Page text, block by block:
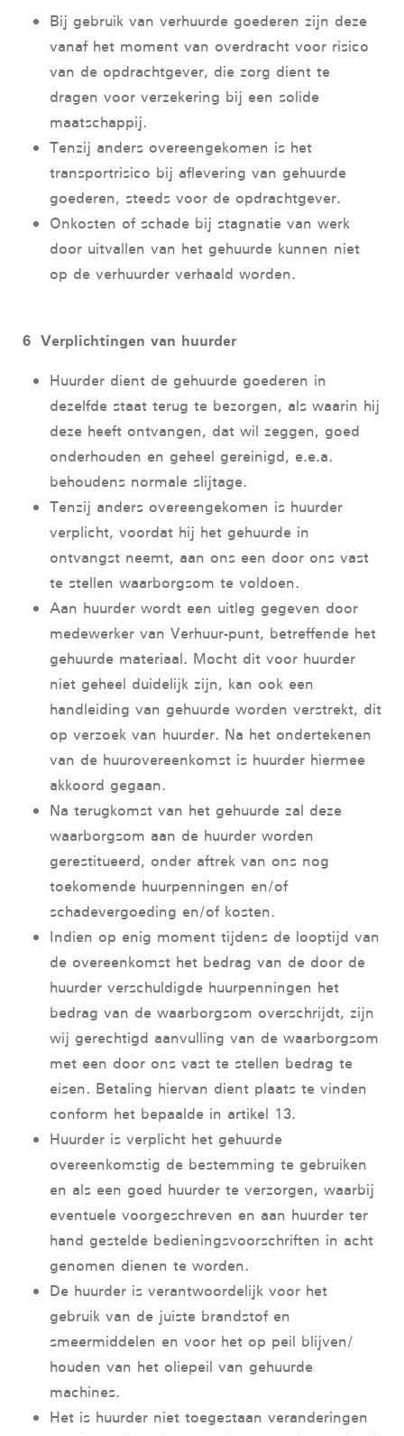
Bij gebruik van verhuurde goederen zijn deze
vanaf het moment van overdracht voor risico
van de opdrachtgever, die zorg dient te
dragen voor verzekering bij een solide
maatschappij.
Tenzij anders overeengekomen is het
transportrisico bij aflevering van gehuurde
goederen, steeds voor de opdrachtgever.
Onkosten of schade bij stagnatie van werk
door uitvallen van het gehuurde kunnen niet
op de verhuurder verhaald worden.
6 Verplichtingen van huurder
Huurder dient de gehuurde goederen in
dezelfde staat terug te bezorgen, als waarin hij
deze heeft ontvangen, dat wil zeggen, goed
onderhouden en geheel gereinigd, e.e.a.
behoudens normale slijtage.
Tenzij anders overeengekomen is huurder
verplicht, voordat hij het gehuurde in
ontvangst neemt, aan ons een door ons vast
te stellen waarborgsom te voldoen.
Aan huurder wordt een uitleg gegeven door
medewerker van Verhuur-punt, betreffende het
gehuurde materiaal. Mocht dit voor huurder
niet geheel duidelijk zijn, kan ook een
handleiding van gehuurde worden verstrekt, dit
op verzoek van huurder. Na het ondertekenen
van de huurovereenkomst is huurder hiermee
akkoord gegaan.
Na terugkomst van het gehuurde zal deze
waarborgsom aan de huurder worden
gerestitueerd, onder aftrek van ons nog
toekomende huurpenningen en/of
schadevergoeding en/of kosten.
Indien op enig moment tijdens de looptijd van
de overeenkomst het bedrag van de door de
huurder verschuldigde huurpenningen het
bedrag van de waarborgsom overschrijdt, zijn
wij gerechtigd aanvulling van de waarborgsom
met een door ons vast te stellen bedrag te
eisen. Betaling hiervan dient plaats te vinden
conform het bepaalde in artikel 13.
Huurder is verplicht het gehuurde
overeenkomstig de bestemming te gebruiken
en als een goed huurder te verzorgen, waarbij
eventuele voorgeschreven en aan huurder ter
hand gestelde bedieningsvoorschriften in acht
genomen dienen te worden.
De huurder is verantwoordelijk voor het
gebruik van de juiste brandstof en
smeermiddelen en voor het op peil blijven/
houden van het oliepeil van gehuurde
machines.
Het is huurder niet toegestaan veranderingen